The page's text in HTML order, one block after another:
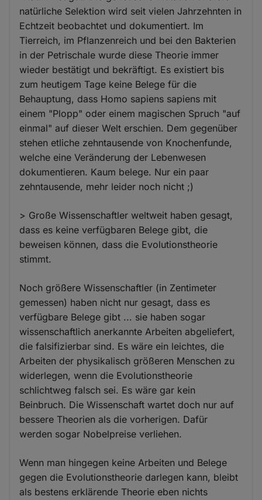
natürliche Selektion wird seit vielen Jahrzehnten in
Echtzeit beobachtet und dokumentiert. Im
Tierreich, im Pflanzenreich und bei den Bakterien
in der Petrischale wurde diese Theorie immer
wieder bestätigt und bekräftigt. Es existiert bis
zum heutigem Tage keine Belege für die
Behauptung, dass Homo sapiens sapiens mit
einem "Plopp" oder einem magischen Spruch "auf
einmal" auf dieser Welt erschien. Dem gegenüber
stehen etliche zehntausende von Knochenfunde,
welche eine Veränderung der Lebenwesen
dokumentieren. Kaum belege. Nur ein paar
zehntausende, mehr leider noch nicht ;)
> Große Wissenschaftler weltweit haben gesagt,
dass es keine verfügbaren Belege gibt, die
beweisen können, dass die Evolutionstheorie
stimmt.
Noch größere Wissenschaftler (in Zentimeter
gemessen) haben nicht nur gesagt, dass es
verfügbare Belege gibt ... sie haben sogar
wissenschaftlich anerkannte Arbeiten abgeliefert,
die falsifizierbar sind. Es wäre ein leichtes, die
Arbeiten der physikalisch größeren Menschen zu
widerlegen, wenn die Evolutionstheorie
schlichtweg falsch sei. Es wäre gar kein
Beinbruch. Die Wissenschaft wartet doch nur auf
bessere Theorien als die vorherigen. Dafür
werden sogar Nobelpreise verliehen.
Wenn man hingegen keine Arbeiten und Belege
gegen die Evolutionstheorie darlegen kann, bleibt
als bestens erklärende Theorie eben nichts